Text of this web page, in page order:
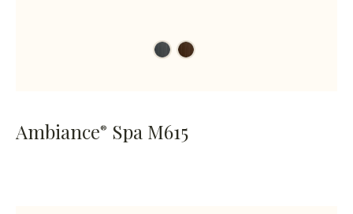
Ambiance® Spa M615